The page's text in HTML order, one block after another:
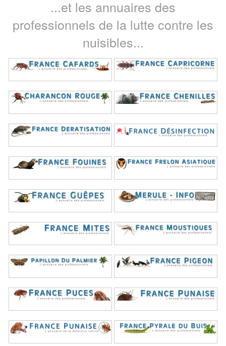
...et les annuaires des
professionnels de la lutte contre les
nuisibles...